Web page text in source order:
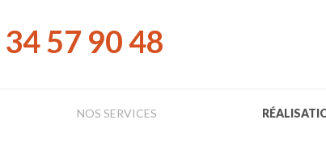
57 90 48
NOS SERVICES